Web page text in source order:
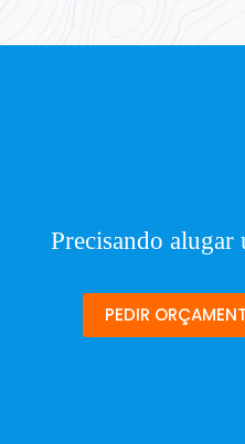
Precisando alugar
PEDIR